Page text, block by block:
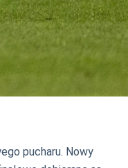
pucharu. Nowy